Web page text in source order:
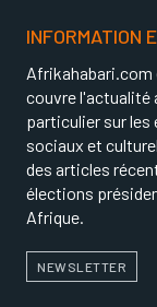
INFORMATION
Afrikahabari.com
couvre l'actualité
particulier sur
sociaux et
des articles
élections
Afrique.
NEWSLETTER